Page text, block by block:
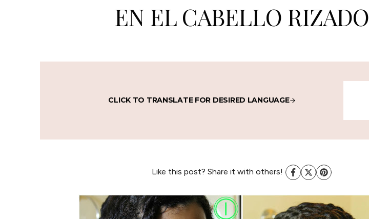
EN EL CABELLO RIZADO
CLICK TO TRANSLATE FOR DESIRED LANGUAGE
Like this post? Share it with others!